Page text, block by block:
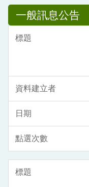
一般訊息公告